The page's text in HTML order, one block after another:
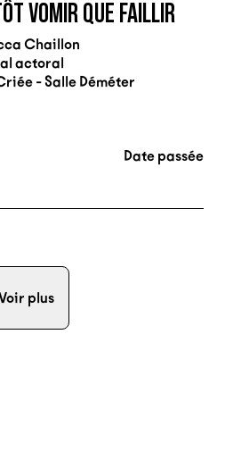
VOMIR QUE FAILLIR
Chaillon
actoral
- Salle Déméter
Date passée
plus